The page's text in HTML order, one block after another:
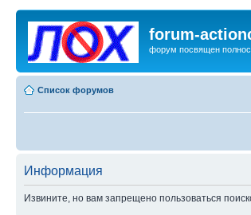
forum-
форум посвящен
Список форумов
Информация
Извините, но вам запрещено пользоваться